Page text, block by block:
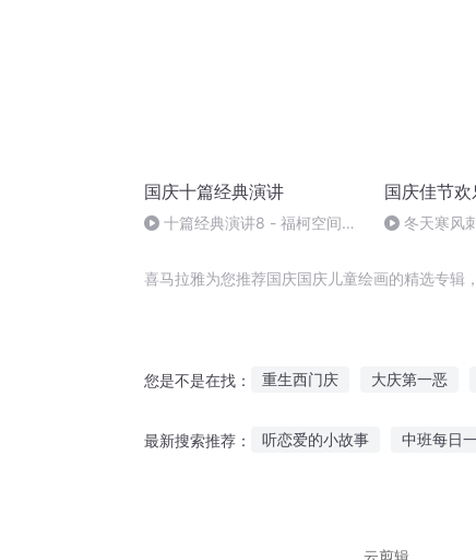
国庆十篇经典演讲
十篇经典演讲8 - 福柯空间回
国庆佳节
冬天寒风
喜马拉雅为您推荐国庆国庆儿童绘画的精选专辑
您是不是在找： 重生西门庆 大庆第一恶
最新搜索推荐： 听恋爱的小故事 中班每日
云剪辑